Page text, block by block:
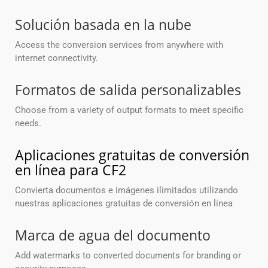
Solución basada en la nube
Access the conversion services from anywhere with
internet connectivity.
Formatos de salida personalizables
Choose from a variety of output formats to meet specific
needs.
Aplicaciones gratuitas de conversión
en línea para CF2
Convierta documentos e imágenes ilimitados utilizando
nuestras aplicaciones gratuitas de conversión en línea
Marca de agua del documento
Add watermarks to converted documents for branding or